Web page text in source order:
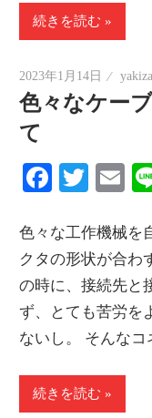
続きを読む
2023年1月14日
色々なケー
て
色々な工作機械を
クタの形状が合わ
の時に、接続先と
ず、とても苦労を
ないし。 そんな
続きを読む